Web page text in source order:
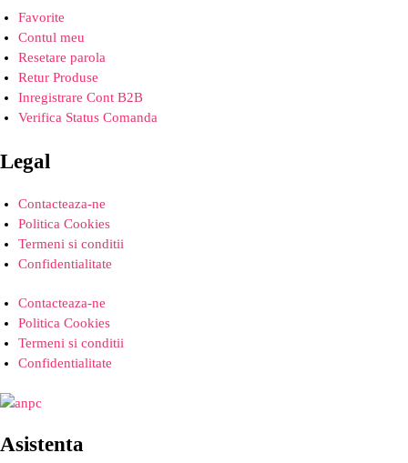
Favorite
Contul meu
Resetare parola
Retur Produse
Inregistrare Cont B2B
Verifica Status Comanda
Legal
Contacteaza-ne
Politica Cookies
Termeni si conditii
Confidentialitate
Contacteaza-ne
Politica Cookies
Termeni si conditii
Confidentialitate
Asistenta